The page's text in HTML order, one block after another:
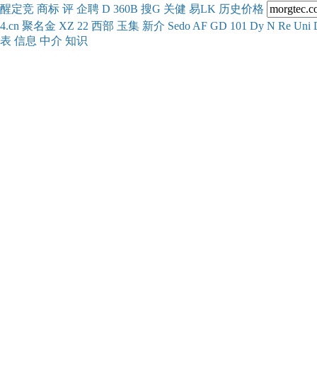
醒定竞 商标 评 企聘 D 360B 搜G 关健 易LK 历史价格
4.cn 聚名金 XZ 22 西部 玉集 新介 Sedo AF GD 101 Dy N Re Uni
表 信息 中介 知识